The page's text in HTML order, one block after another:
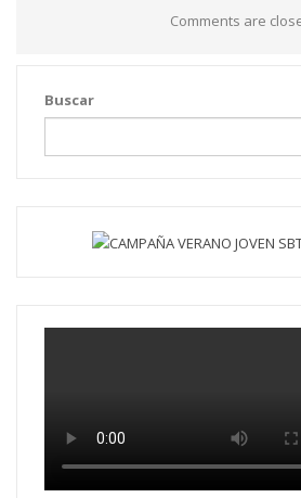
Comments are
Buscar